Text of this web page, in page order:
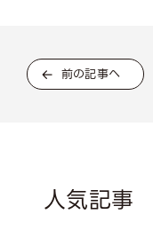
前の記事へ
人気記事